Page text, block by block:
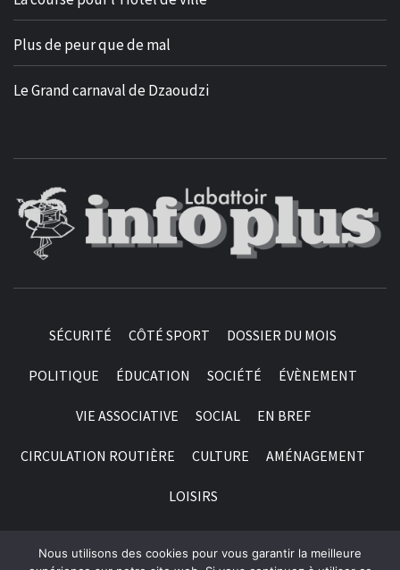
Plus de peur que de mal
Le Grand carnaval de Dzaoudzi
SÉCURITÉ CÔTÉ SPORT DOSSIER DU MOIS
POLITIQUE ÉDUCATION SOCIÉTÉ ÉVÈNEMENT
VIE ASSOCIATIVE SOCIAL EN BREF
CIRCULATION ROUTIÈRE CULTURE AMÉNAGEMENT
LOISIRS
Nous utilisons des cookies pour vous garantir la meilleure